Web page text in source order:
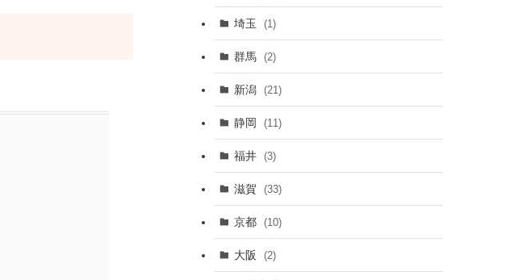
埼玉 (1)
群馬 (2)
新潟 (21)
静岡 (11)
福井 (3)
滋賀 (33)
京都 (10)
大阪 (2)